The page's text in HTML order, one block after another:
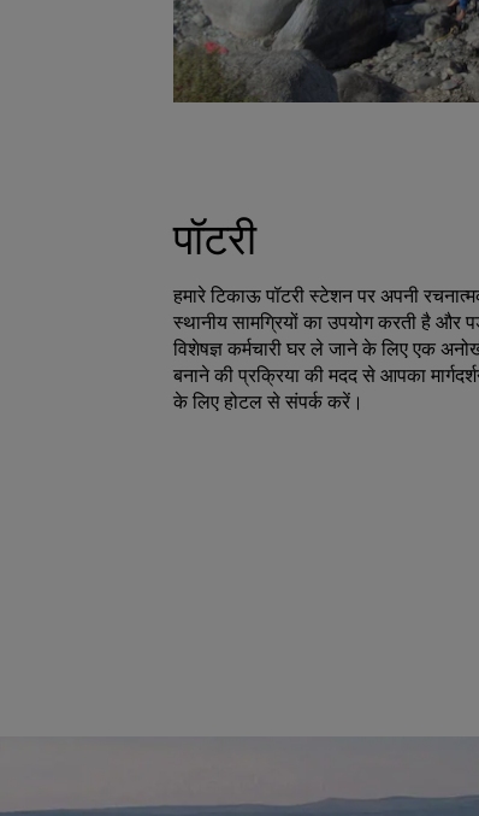
पॉटरी
हमारे टिकाऊ पॉटरी स्टेशन पर अपनी
स्थानीय सामग्रियों का उपयोग करती है और
विशेषज्ञ कर्मचारी घर ले जाने के लिए एक
बनाने की प्रक्रिया की मदद से आपका
के लिए होटल से संपर्क करें।